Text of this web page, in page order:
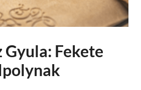
Gyula: Fekete